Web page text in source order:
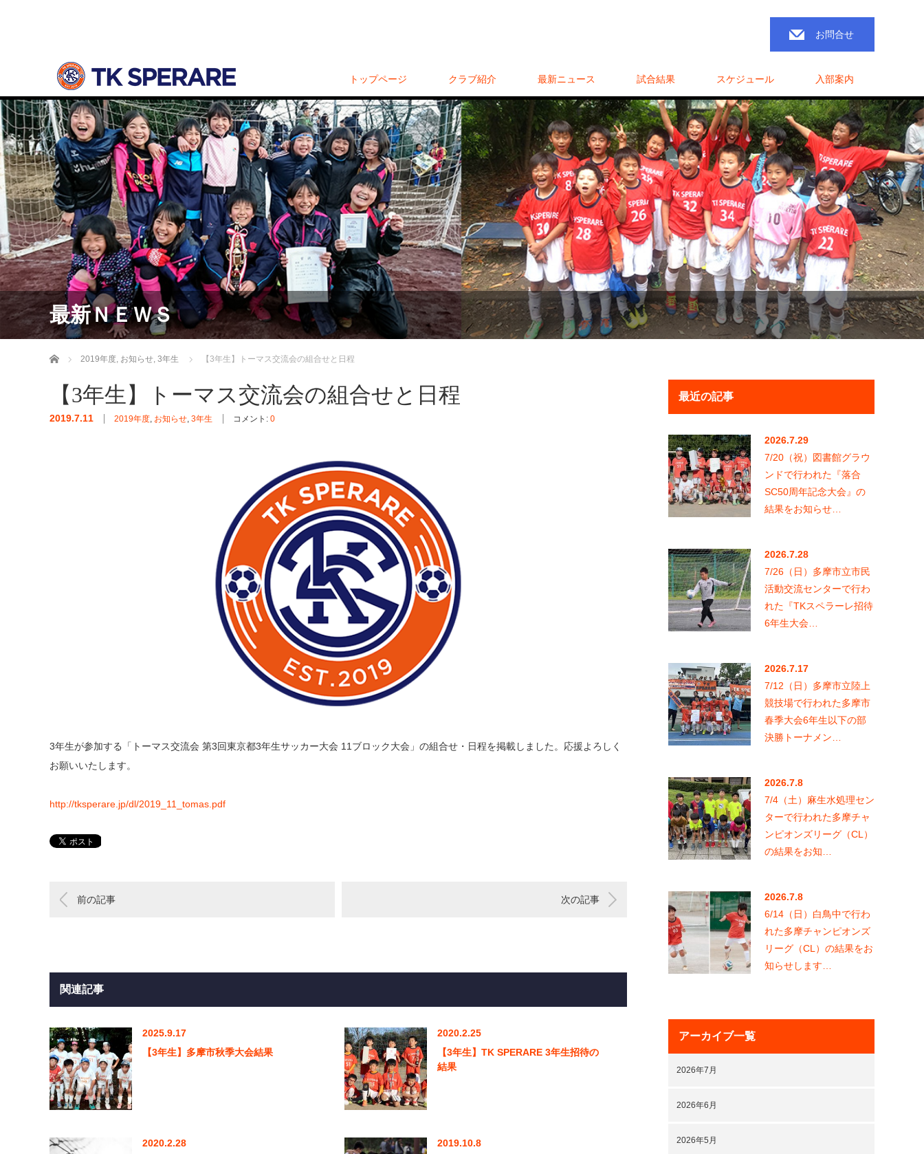
お問合せ
トップページ クラブ紹介 最新ニュース 試合結果 スケジュール 入部案内
最新ＮＥＷＳ
ホーム 2019年度 お知らせ 3年生 【3年生】トーマス交流会の組合せと日程
【3年生】トーマス交流会の組合せと日程
2019.7.11 2019年度 お知らせ 3年生 コメント: 0
3年生が参加する「トーマス交流会 第3回東京都3年生サッカー大会 11ブロック大会」の組合せ・日程を掲載しました。応援よろしく
お願いいたします。
http://tksperare.jp/dl/2019_11_tomas.pdf
前の記事 次の記事
関連記事
2025.9.17
【3年生】多摩市秋季大会結果
2020.2.25
【3年生】TK SPERARE 3年生招待の
結果
2020.2.28
2019.10.8
最近の記事
2026.7.29
7/20（祝）図書館グラウ
ンドで行われた『落合
SC50周年記念大会』の
結果をお知らせ…
2026.7.28
7/26（日）多摩市立市民
活動交流センターで行わ
れた『TKスペラーレ招待
6年生大会…
2026.7.17
7/12（日）多摩市立陸上
競技場で行われた多摩市
春季大会6年生以下の部
決勝トーナメン…
2026.7.8
7/4（土）麻生水処理セン
ターで行われた多摩チャ
ンピオンズリーグ（CL）
の結果をお知…
2026.7.8
6/14（日）白鳥中で行わ
れた多摩チャンピオンズ
リーグ（CL）の結果をお
知らせします…
アーカイブ一覧
2026年7月
2026年6月
2026年5月